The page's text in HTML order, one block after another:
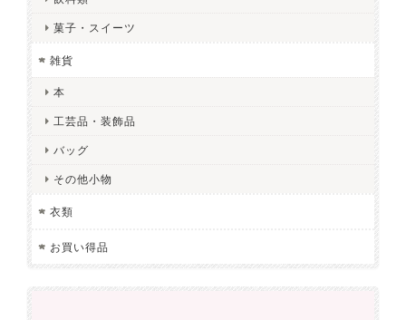
菓子・スイーツ
雑貨
本
工芸品・装飾品
バッグ
その他小物
衣類
お買い得品